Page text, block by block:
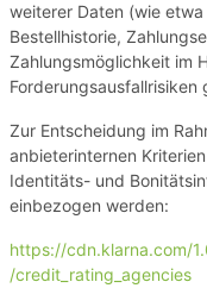
weiterer Daten (wie
Bestellhistorie,
Zahlungsmöglichkeit im
Zur Entscheidung im
anbieterinternen
Identitäts- und
einbezogen werden:
https://cdn.klarna.com/
/credit_rating_agencies